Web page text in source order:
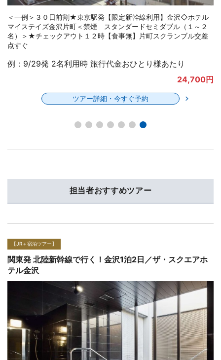
＜一例＞３０日前割★東京駅発【限定新幹線利用】ホテルマイス
テイズプレミア金沢＜禁煙 スーペリアツイン（２名）３３平米
＞★レイトチェックアウト１２時【食事無】ＪＲ金沢駅より徒歩
約５分
例：9/29発 2名利用時 旅行代金おひとり様あたり
25,700円
ツアー詳細・今すぐ予約
担当者おすすめツアー
【JR＋宿泊ツアー】
関東発 北陸新幹線で行く！金沢1泊2日／ホテルマイステ
イズ金沢キャッスル